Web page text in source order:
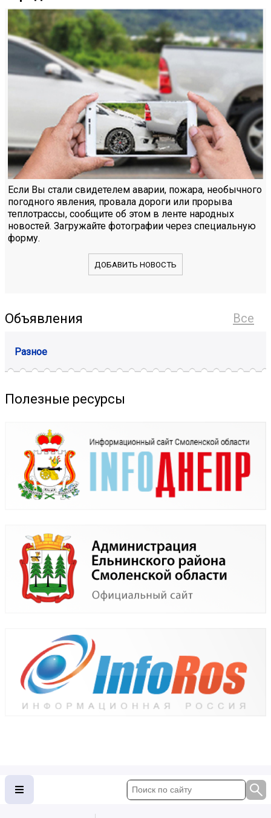
Если Вы стали свидетелем аварии, пожара, необычного
погодного явления, провала дороги или прорыва
теплотрассы, сообщите об этом в ленте народных
новостей. Загружайте фотографии через специальную
форму.
ДОБАВИТЬ НОВОСТЬ
Все
Объявления
Разное
Полезные ресурсы